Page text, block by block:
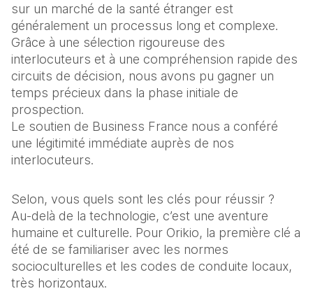
sur un marché de la santé étranger est
généralement un processus long et complexe.
Grâce à une sélection rigoureuse des
interlocuteurs et à une compréhension rapide des
circuits de décision, nous avons pu gagner un
temps précieux dans la phase initiale de
prospection.
Le soutien de Business France nous a conféré
une légitimité immédiate auprès de nos
interlocuteurs.
Selon, vous quels sont les clés pour réussir ?
Au-delà de la technologie, c’est une aventure
humaine et culturelle. Pour Orikio, la première clé a
été de se familiariser avec les normes
socioculturelles et les codes de conduite locaux,
très horizontaux.